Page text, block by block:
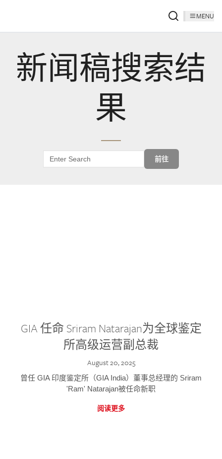
MENU
新闻稿搜索结
果
前往
GIA 任命 Sriram Natarajan为全球鉴定
所高级运营副总裁
August 20, 2025
曾任 GIA 印度鉴定所（GIA India）董事总经理的 Sriram
'Ram' Natarajan被任命新职
阅读更多